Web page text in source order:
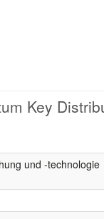
Key
und -technologie